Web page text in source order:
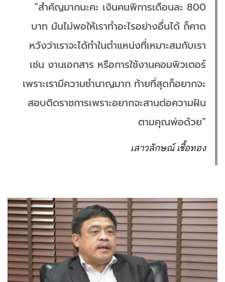
“สำคัญมากนะคะ เงินคนพิการเดือนละ 800
บาท มันไม่พอให้เราทำอะไรอย่างอื่นได้ ก็คาด
หวังว่าเราจะได้ทำในตำแหน่งที่เหมาะสมกับเรา
เช่น งานเอกสาร หรือการใช้งานคอมพิวเตอร์
เพราะเรามีความชำนาญมาก ท้ายที่สุดก็อยากจะ
สอบติดราชการเพราะอยากจะสานต่อความฝัน
ตามคุณพ่อด้วย”
เสาวลักษณ์ เชื้อทอง